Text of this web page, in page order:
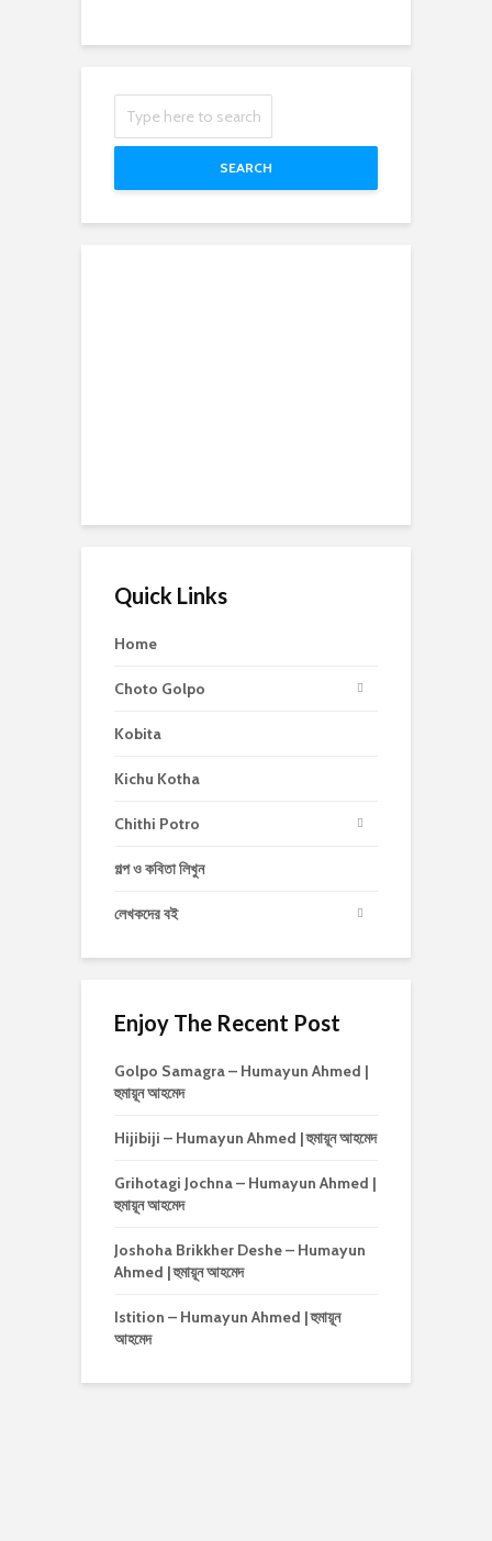
SEARCH
Quick Links
Home
Choto Golpo
Kobita
Kichu Kotha
Chithi Potro
গল্প ও কবিতা লিখুন
লেখকদের বই
Enjoy The Recent Post
Golpo Samagra – Humayun Ahmed |
হুমায়ূন আহমেদ
Hijibiji – Humayun Ahmed | হুমায়ূন আহমেদ
Grihotagi Jochna – Humayun Ahmed |
হুমায়ূন আহমেদ
Joshoha Brikkher Deshe – Humayun
Ahmed | হুমায়ূন আহমেদ
Istition – Humayun Ahmed | হুমায়ূন
আহমেদ